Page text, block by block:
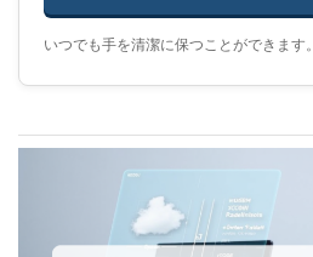
いつでも手を清潔に保つことができます。